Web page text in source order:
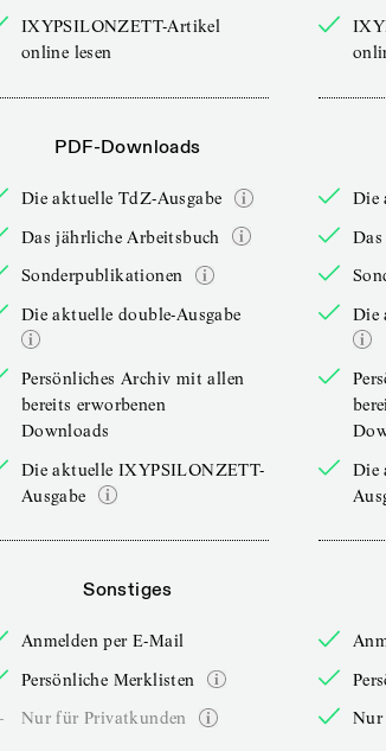
IXYPSILONZETT-Artikel
online lesen
PDF-Downloads
Die aktuelle TdZ-Ausgabe
Das jährliche Arbeitsbuch
Sonderpublikationen
Die aktuelle double-Ausgabe
Persönliches Archiv mit allen
bereits erworbenen
Downloads
Die aktuelle IXYPSILONZETT-
Ausgabe
Sonstiges
Anmelden per E-Mail
Persönliche Merklisten
Nur für Privatkunden
Die
Die
Die
Nur